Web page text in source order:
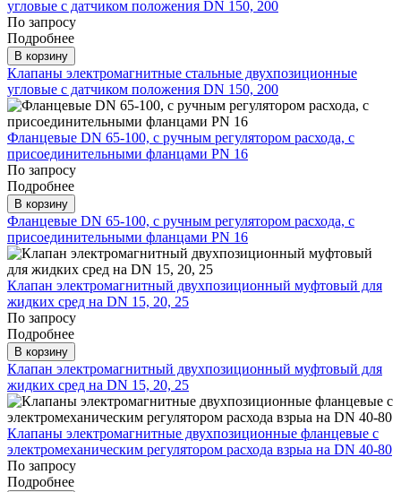
угловые с датчиком положения DN 150, 200
По запросу
Подробнее
В корзину
Клапаны электромагнитные стальные двухпозиционные
угловые с датчиком положения DN 150, 200
Фланцевые DN 65-100, с ручным регулятором расхода, с
присоединительными фланцами PN 16
По запросу
Подробнее
В корзину
Фланцевые DN 65-100, с ручным регулятором расхода, с
присоединительными фланцами PN 16
Клапан электромагнитный двухпозиционный муфтовый для
жидких сред на DN 15, 20, 25
По запросу
Подробнее
В корзину
Клапан электромагнитный двухпозиционный муфтовый для
жидких сред на DN 15, 20, 25
Клапаны электромагнитные двухпозиционные фланцевые с
электромеханическим регулятором расхода взрыа на DN 40-80
По запросу
Подробнее